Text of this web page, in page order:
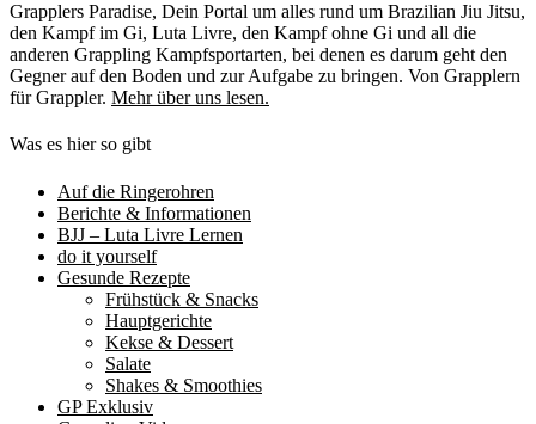
Grapplers Paradise, Dein Portal um alles rund um Brazilian Jiu Jitsu,
den Kampf im Gi, Luta Livre, den Kampf ohne Gi und all die
anderen Grappling Kampfsportarten, bei denen es darum geht den
Gegner auf den Boden und zur Aufgabe zu bringen. Von Grapplern
für Grappler. Mehr über uns lesen.
Was es hier so gibt
Auf die Ringerohren
Berichte & Informationen
BJJ – Luta Livre Lernen
do it yourself
Gesunde Rezepte
Frühstück & Snacks
Hauptgerichte
Kekse & Dessert
Salate
Shakes & Smoothies
GP Exklusiv